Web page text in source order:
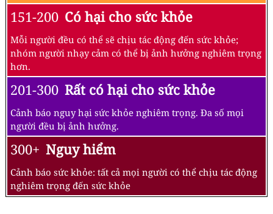
151-200 Có hại cho sức khỏe
Mỗi người đều có thể sẽ chịu tác động đến sức khỏe;
nhóm người nhạy cảm có thể bị ảnh hưởng nghiêm trọng
hơn.
201-300 Rất có hại cho sức khỏe
Cảnh báo nguy hại sức khỏe nghiêm trọng. Đa số mọi
người đều bị ảnh hưởng.
300+ Nguy hiểm
Cảnh báo sức khỏe: tất cả mọi người có thể chịu tác động
nghiêm trọng đến sức khỏe